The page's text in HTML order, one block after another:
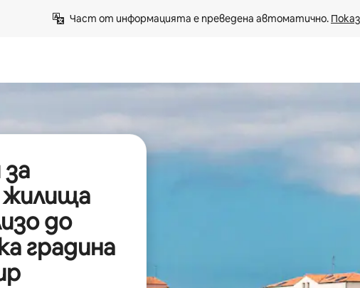
Част от информацията е преведена автоматично.
до
градина